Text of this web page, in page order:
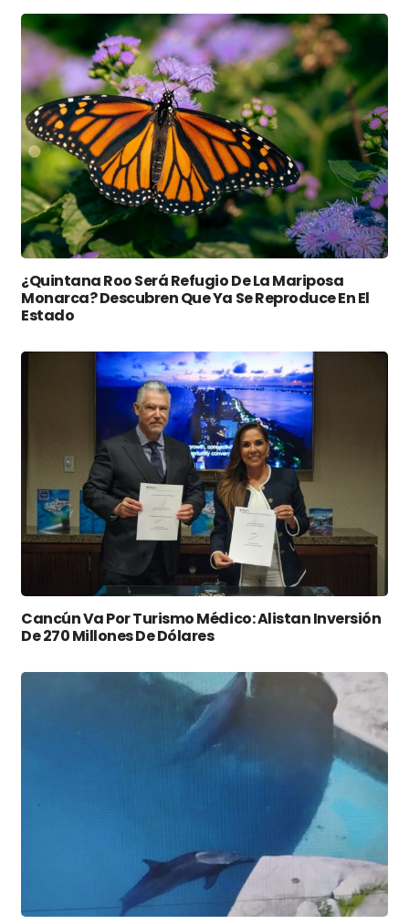
¿Quintana Roo Será Refugio De La Mariposa
Monarca? Descubren Que Ya Se Reproduce En El
Estado
Cancún Va Por Turismo Médico: Alistan Inversión
De 270 Millones De Dólares